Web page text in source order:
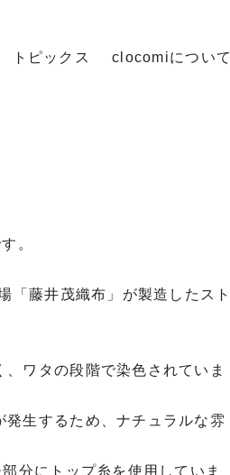
トピックス clocomiについて
。
「藤井茂織布」が製造したスト
、ワタの段階で染色されていま
生するため、ナチュラルな雰
分にトップ糸を使用していま